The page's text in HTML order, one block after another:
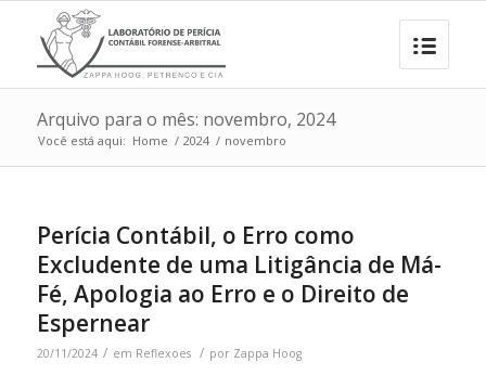
Arquivo para o mês: novembro, 2024
Você está aqui: Home / 2024 / novembro
Perícia Contábil, o Erro como
Excludente de uma Litigância de Má-
Fé, Apologia ao Erro e o Direito de
Espernear
20/11/2024 / em Reflexoes / por Zappa Hoog